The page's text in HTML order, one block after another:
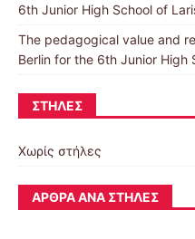
6th Junior High School of
The pedagogical value and
Berlin for the 6th Junior High
ΣΤΉΛΕΣ
Χωρίς στήλες
ΆΡΘΡΑ ΑΝΆ ΣΤΉΛΕΣ